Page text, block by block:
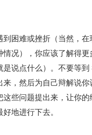
到困难或挫折（当然，
情况），你应该了解得
是说点什么）。不要等
来，然后为自己辩解说
这些问题提出来，让你
地进行下去。